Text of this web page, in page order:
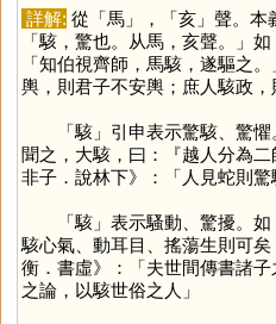
詳解: 從「馬」，「亥」聲。本
「駭，驚也。从馬，亥聲。」
「知伯視齊師，馬駭，遂驅之
輿，則君子不安輿；庶人駭政，
「駭」引申表示驚駭、驚
聞之，大駭，曰：『越人分為
非子．說林下》：「人見蛇則驚
「駭」表示騷動、驚擾。
駭心氣、動耳目、搖蕩生則可
衡．書虛》：「夫世間傳書諸
之論，以駭世俗之人」